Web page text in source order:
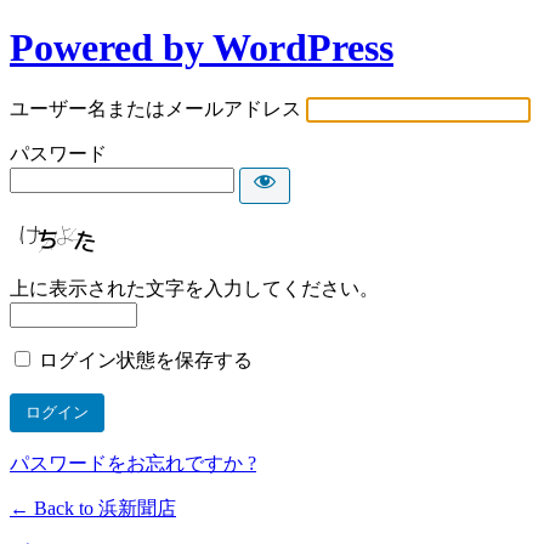
Powered by WordPress
ユーザー名またはメールアドレス
パスワード
上に表示された文字を入力してください。
ログイン状態を保存する
パスワードをお忘れですか ?
← Back to 浜新聞店